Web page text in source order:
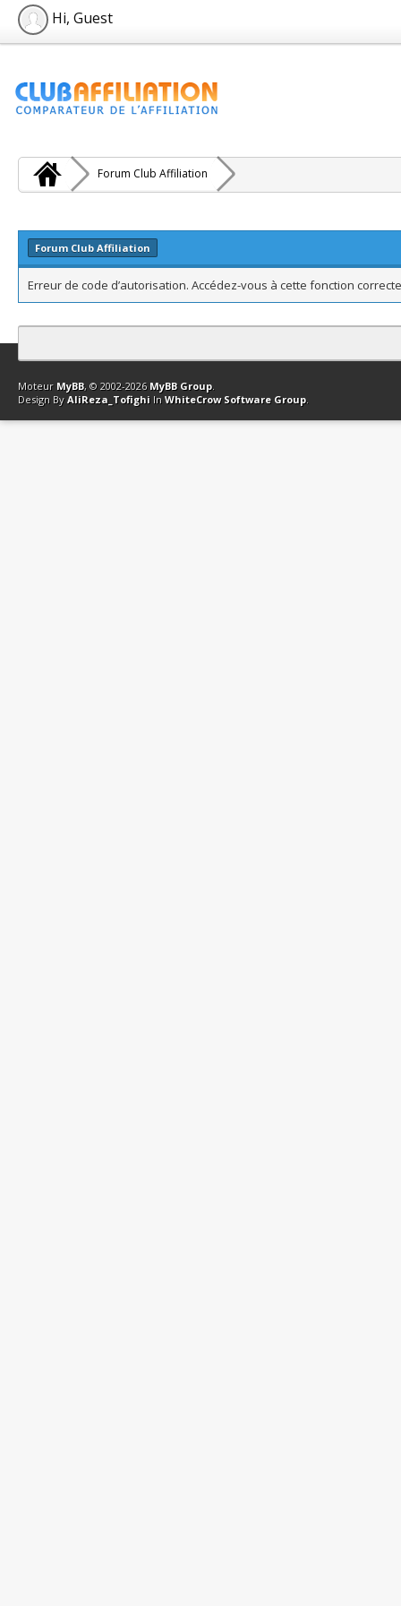
Hi, Guest
Forum Club Affiliation
Forum Club Affiliation
Erreur de code d’autorisation. Accédez-vous à cette fonction
Contact Club Affiliation Retourner en haut Version bas-débit
Moteur MyBB, © 2002-2026 MyBB Group.
Design By AliReza_Tofighi In WhiteCrow Software Group.